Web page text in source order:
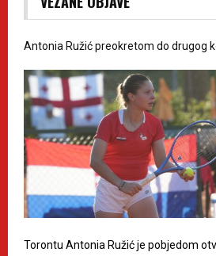
Antonia Ružić preokretom do drugog
Torontu Antonia Ružić je pobjedom